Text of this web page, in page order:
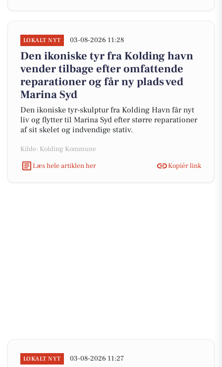
LOKALT NYT 03-08-2026 11:28
Den ikoniske tyr fra Kolding havn
vender tilbage efter omfattende
reparationer og får ny plads ved
Marina Syd
Den ikoniske tyr-skulptur fra Kolding Havn får nyt
liv og flytter til Marina Syd efter større reparationer
af sit skelet og indvendige stativ.
Kilde: Kolding Kommune
Læs hele artiklen her
Kopiér link
LOKALT NYT 03-08-2026 11:27